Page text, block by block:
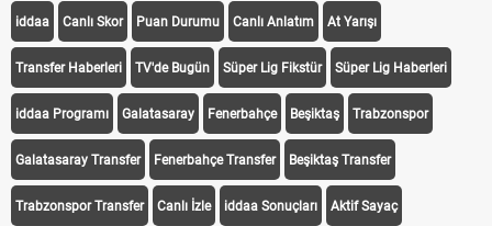
iddaa Canlı Skor Puan Durumu Canlı Anlatım At Yarışı
Transfer Haberleri TV'de Bugün Süper Lig Fikstür Süper Lig Haberleri
iddaa Programı Galatasaray Fenerbahçe Beşiktaş Trabzonspor
Galatasaray Transfer Fenerbahçe Transfer Beşiktaş Transfer
Trabzonspor Transfer Canlı İzle iddaa Sonuçları Aktif Sayaç